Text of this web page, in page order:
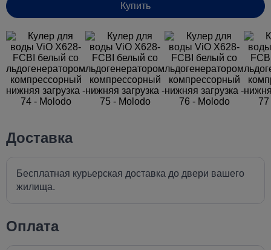
Купить
Доставка
Бесплатная курьерская доставка до двери вашего
жилища.
Оплата